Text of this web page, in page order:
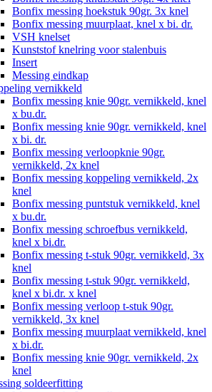
Bonfix messing hoekstuk 90gr. 3x knel
Bonfix messing muurplaat, knel x bi. dr.
VSH knelset
Kunststof knelring voor stalenbuis
Insert
Messing eindkap
vernikkeld
Bonfix messing knie 90gr. vernikkeld, knel
x bu.dr.
Bonfix messing knie 90gr. vernikkeld, knel
x bi. dr.
Bonfix messing verloopknie 90gr.
vernikkeld, 2x knel
Bonfix messing koppeling vernikkeld, 2x
knel
Bonfix messing puntstuk vernikkeld, knel
x bu.dr.
Bonfix messing schroefbus vernikkeld,
knel x bi.dr.
Bonfix messing t-stuk 90gr. vernikkeld, 3x
knel
Bonfix messing t-stuk 90gr. vernikkeld,
knel x bi.dr. x knel
Bonfix messing verloop t-stuk 90gr.
vernikkeld, 3x knel
Bonfix messing muurplaat vernikkeld, knel
x bi.dr.
Bonfix messing knie 90gr. vernikkeld, 2x
knel
soldeerfitting